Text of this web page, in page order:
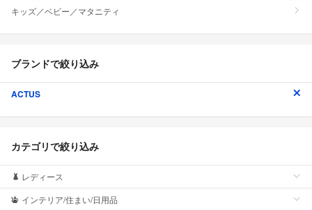
キッズ／ベビー／マタニティ
ブランドで絞り込み
ACTUS
カテゴリで絞り込み
レディース
インテリア/住まい/日用品